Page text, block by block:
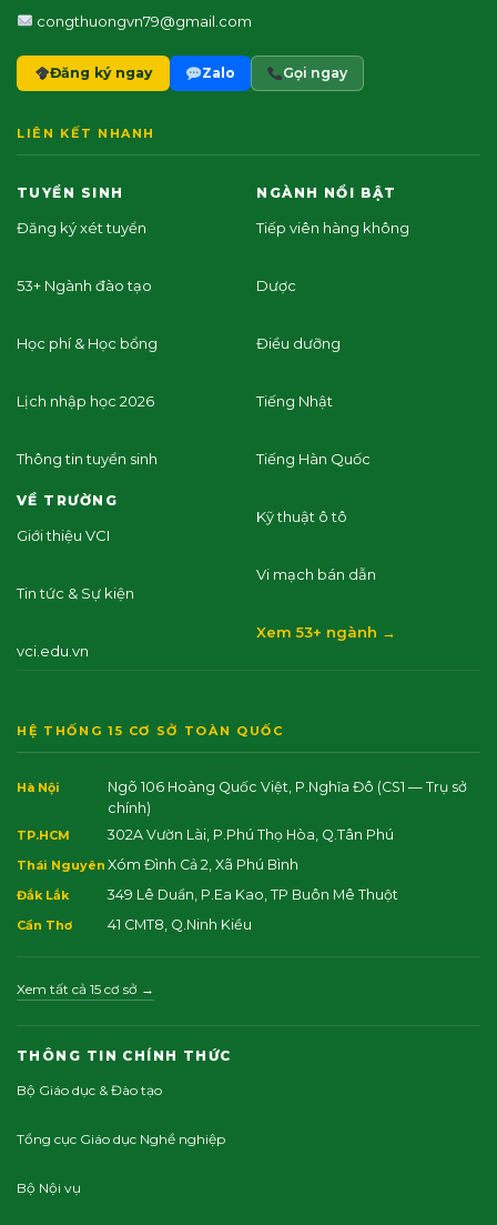
congthuongvn79@gmail.com
Đăng ký ngay Zalo Gọi ngay
LIÊN KẾT NHANH
TUYỂN SINH
Đăng ký xét tuyển
53+ Ngành đào tạo
Học phí & Học bổng
Lịch nhập học 2026
Thông tin tuyển sinh
VỀ TRƯỜNG
Giới thiệu VCI
Tin tức & Sự kiện
vci.edu.vn
NGÀNH NỔI BẬT
Tiếp viên hàng không
Dược
Điều dưỡng
Tiếng Nhật
Tiếng Hàn Quốc
Kỹ thuật ô tô
Vi mạch bán dẫn
Xem 53+ ngành →
HỆ THỐNG 15 CƠ SỞ TOÀN QUỐC
Hà Nội Ngõ 106 Hoàng Quốc Việt, P.Nghĩa Đô (CS1 — Trụ sở
chính)
TP.HCM 302A Vườn Lài, P.Phú Thọ Hòa, Q.Tân Phú
Thái Nguyên Xóm Đình Cả 2, Xã Phú Bình
Đắk Lắk 349 Lê Duẩn, P.Ea Kao, TP Buôn Mê Thuột
Cần Thơ 41 CMT8, Q.Ninh Kiều
Xem tất cả 15 cơ sở →
THÔNG TIN CHÍNH THỨC
Bộ Giáo dục & Đào tạo
Tổng cục Giáo dục Nghề nghiệp
Bộ Nội vụ